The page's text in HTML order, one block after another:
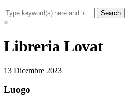
×
Libreria Lovat
13 Dicembre 2023
Luogo